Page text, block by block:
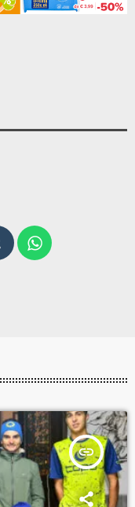
insert_link